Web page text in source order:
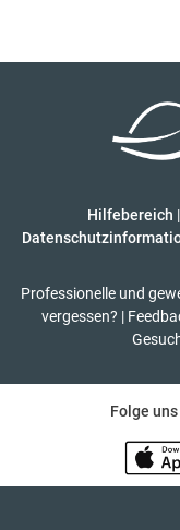
Hilfebereich |
Professionelle und
vergessen? |
Folge